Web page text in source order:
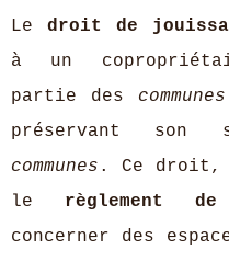
Ledroit de
à un
partie des
préservant
communes . Ce droit,
le règlement
concerner des